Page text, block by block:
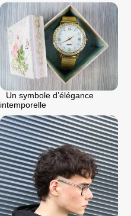
Un symbole d’élégance
intemporelle